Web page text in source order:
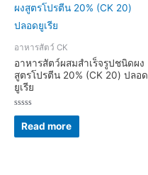
อาหารสัตว์ CK
อาหารสัตว์ผสมสำเร็จรูปชนิดผง
สูตรโปรตีน 20% (CK 20) ปลอด
ยูเรีย
Rated
out
of
Read more